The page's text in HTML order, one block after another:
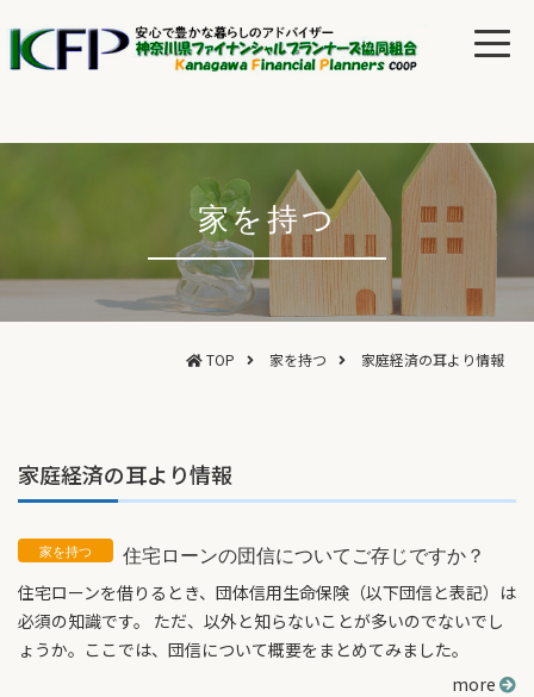
家を持つ
TOP 家を持つ 家庭経済の耳より情報
家庭経済の耳より情報
住宅ローンの団信についてご存じですか？
住宅ローンを借りるとき、団体信用生命保険（以下団信と表記）は
必須の知識です。 ただ、以外と知らないことが多いのでないでし
ょうか。ここでは、団信について概要をまとめてみました。
more